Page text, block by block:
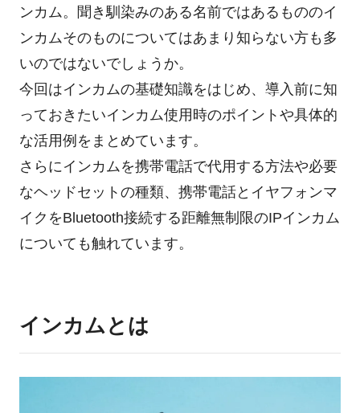
ニュースリリース
資料ダウンロード
ご利用お申し込み
ログイン
ンカム。聞き馴染みのある名前ではあるもののイ
ンカムそのものについてはあまり知らない方も多
いのではないでしょうか。
今回はインカムの基礎知識をはじめ、導入前に知
っておきたいインカム使用時のポイントや具体的
な活用例をまとめています。
さらにインカムを携帯電話で代用する方法や必要
なヘッドセットの種類、携帯電話とイヤフォンマ
イクをBluetooth接続する距離無制限のIPインカム
についても触れています。
インカムとは